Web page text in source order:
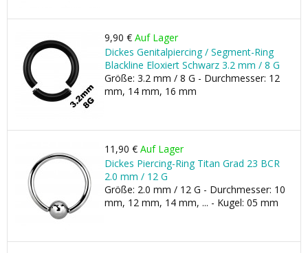
9,90 € Auf Lager
Dickes Genitalpiercing / Segment-Ring
Blackline Eloxiert Schwarz 3.2 mm / 8 G
Größe: 3.2 mm / 8 G - Durchmesser: 12
mm, 14 mm, 16 mm
11,90 € Auf Lager
Dickes Piercing-Ring Titan Grad 23 BCR
2.0 mm / 12 G
Größe: 2.0 mm / 12 G - Durchmesser: 10
mm, 12 mm, 14 mm, ... - Kugel: 05 mm